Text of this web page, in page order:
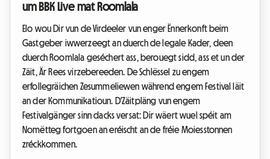
um BBK Live mat Roomlala
Elo wou Dir vun de Virdeeler vun enger Ënnerkonft beim
Gastgeber iwwerzeegt an duerch de legale Kader, deen
duerch Roomlala geséchert ass, berouegt sidd, ass et un der
Zäit, Är Rees virzebereeden. De Schlëssel zu engem
erfollegräichen Zesummeliewen während engem Festival läit
an der Kommunikatioun. D'Zäitpläng vun engem
Festivalgänger sinn dacks versat: Dir wäert wuel spéit am
Nomëtteg fortgoen an eréischt an de fréie Moiesstonnen
zréckkommen.